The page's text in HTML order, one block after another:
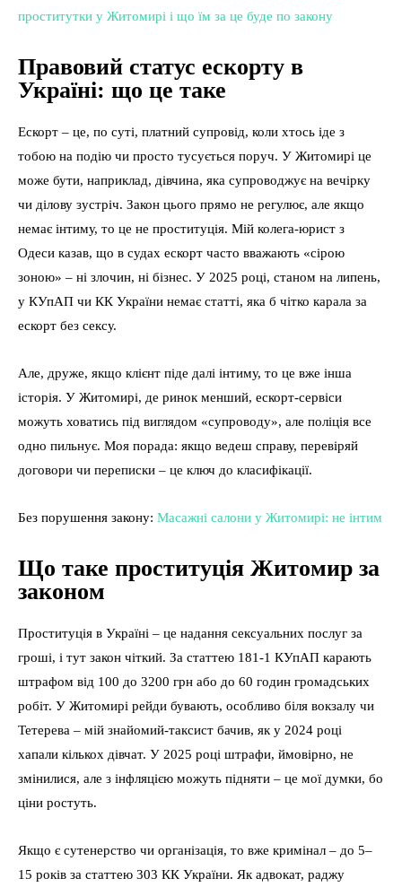
проститутки у Житомирі і що їм за це буде по закону
Правовий статус ескорту в
Україні: що це таке
Ескорт – це, по суті, платний супровід, коли хтось іде з
тобою на подію чи просто тусується поруч. У Житомирі це
може бути, наприклад, дівчина, яка супроводжує на вечірку
чи ділову зустріч. Закон цього прямо не регулює, але якщо
немає інтиму, то це не проституція. Мій колега-юрист з
Одеси казав, що в судах ескорт часто вважають «сірою
зоною» – ні злочин, ні бізнес. У 2025 році, станом на липень,
у КУпАП чи КК України немає статті, яка б чітко карала за
ескорт без сексу.
Але, друже, якщо клієнт піде далі інтиму, то це вже інша
історія. У Житомирі, де ринок менший, ескорт-сервіси
можуть ховатись під виглядом «супроводу», але поліція все
одно пильнує. Моя порада: якщо ведеш справу, перевіряй
договори чи переписки – це ключ до класифікації.
Без порушення закону: Масажні салони у Житомирі: не інтим
Що таке проституція Житомир за
законом
Проституція в Україні – це надання сексуальних послуг за
гроші, і тут закон чіткий. За статтею 181-1 КУпАП карають
штрафом від 100 до 3200 грн або до 60 годин громадських
робіт. У Житомирі рейди бувають, особливо біля вокзалу чи
Тетерева – мій знайомий-таксист бачив, як у 2024 році
хапали кількох дівчат. У 2025 році штрафи, ймовірно, не
змінилися, але з інфляцією можуть підняти – це мої думки, бо
ціни ростуть.
Якщо є сутенерство чи організація, то вже кримінал – до 5–
15 років за статтею 303 КК України. Як адвокат, раджу